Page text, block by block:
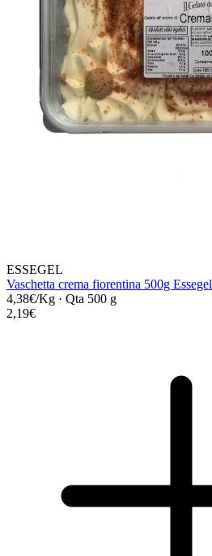
ESSEGEL
Vaschetta crema fiorentina 500g Essegel
4,38€/Kg · Qta 500 g
2,19€